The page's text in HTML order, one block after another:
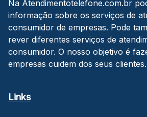
Na Atendimentotelefone.com.br
informação sobre os serviços de
consumidor de empresas. Pode
rever diferentes serviços de
consumidor. O nosso objetivo é
empresas cuidem dos seus clientes.
Links